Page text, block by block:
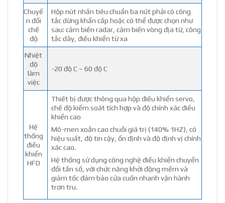
Chuyể
n đổi
chế
độ
Hộp nút nhấn tiêu chuẩn ba nút phải có công
tắc dừng khẩn cấp hoặc có thể được chọn như
sau: cảm biến radar, cảm biến vòng địa từ, công
tắc dây, điều khiển từ xa
Nhiệt
độ
làm
việc
-20 độ C ~ 60 độ C
Hệ
thống
điều
khiển
HFD
Thiết bị được thông qua hộp điều khiển servo,
chế độ kiểm soát tích hợp và độ chính xác điều
khiển cao
Mô-men xoắn cao chuỗi giá trị (140% 1HZ), có
hiệu suất, độ tin cậy, ổn định và độ định vị chính
xác cao.
Hệ thống sử dụng công nghệ điều khiển chuyển
đổi tần số, với chức năng khởi động mềm và
giảm tốc đảm bảo cửa cuốn nhanh vận hành
trơn tru.